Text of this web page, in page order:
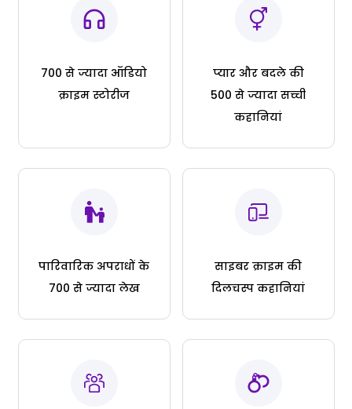
700 से ज्यादा ऑडियो
क्राइम स्टोरीज
प्यार और बदले की
500 से ज्यादा सच्ची
कहानियां
पारिवारिक अपराधों के
700 से ज्यादा लेख
साइबर क्राइम की
दिलचस्प कहानियां